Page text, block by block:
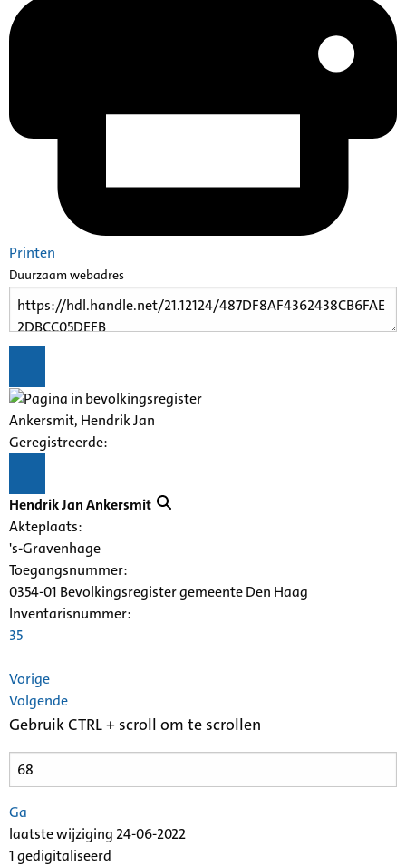
Printen
Duurzaam webadres
Ankersmit, Hendrik Jan
Geregistreerde:
Hendrik Jan Ankersmit
Akteplaats:
's-Gravenhage
Toegangsnummer:
0354-01 Bevolkingsregister gemeente Den Haag
Inventarisnummer:
35
Vorige
Volgende
Gebruik CTRL + scroll om te scrollen
Ga
laatste wijziging 24-06-2022
1 gedigitaliseerd